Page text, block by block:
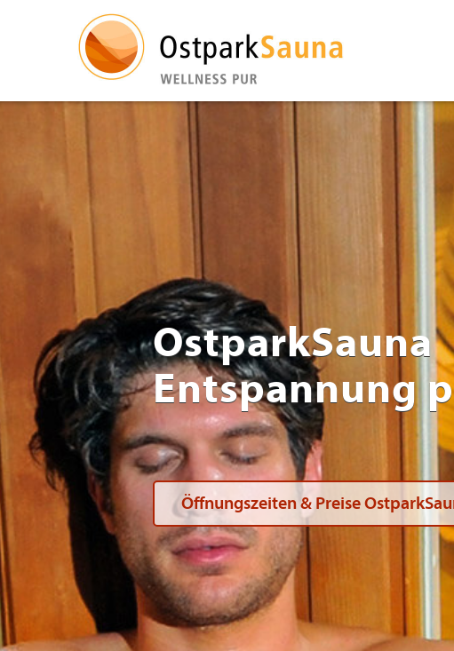
OstparkSauna
Entspannung
Öffnungszeiten & Preise